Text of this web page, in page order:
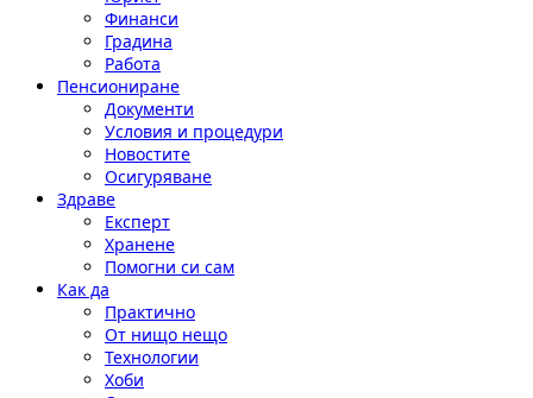
Финанси
Градина
Работа
Пенсиониране
Документи
Условия и процедури
Новостите
Осигуряване
Здраве
Експерт
Хранене
Помогни си сам
Как да
Практично
От нищо нещо
Технологии
Хоби